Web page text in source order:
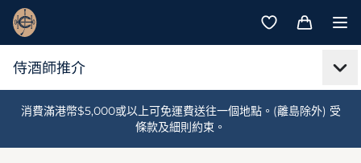
消費滿港幣$5,000或以上可免運費送往一個地點。(離島除外) 受
條款及細則約束。